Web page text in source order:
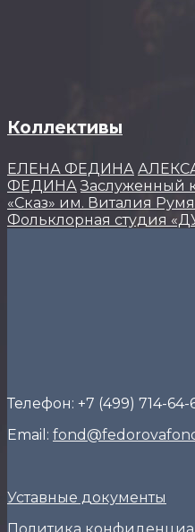
Коллективы
EЛЕНА ФЕДИНА
ФЕДИНА Заслуженный
«Сказ» им. Виталия
Фольклорная студия
Телефон: +7 (499) 714-64-
Email:
Уставные документы